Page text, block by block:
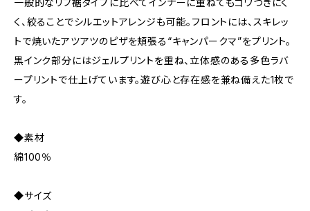
一般的なリブ裾タイプに比べてインナーに重ねてもゴワつきにく
く、絞ることでシルエットアレンジも可能。フロントには、スキレッ
トで焼いたアツアツのピザを頬張る“キャンパークマ”をプリント。
黒インク部分にはジェルプリントを重ね、立体感のある多色ラバ
ープリントで仕上げています。遊び心と存在感を兼ね備えた1枚で
す。
◆素材
綿100％
◆サイズ